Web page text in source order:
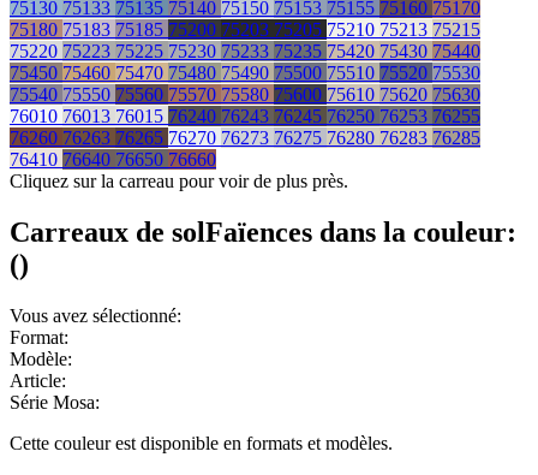
75130 75133 75135 75140 75150 75153 75155 75160 75170
75180 75183 75185 75200 75203 75205 75210 75213 75215
75220 75223 75225 75230 75233 75235 75420 75430 75440
75450 75460 75470 75480 75490 75500 75510 75520 75530
75540 75550 75560 75570 75580 75600 75610 75620 75630
76010 76013 76015 76240 76243 76245 76250 76253 76255
76260 76263 76265 76270 76273 76275 76280 76283 76285
76410 76640 76650 76660
Cliquez sur la carreau pour voir de plus près.
Carreaux de solFaïences dans la couleur:
()
Vous avez sélectionné:
Format:
Modèle:
Article:
Série Mosa:
Cette couleur est disponible en formats et modèles.